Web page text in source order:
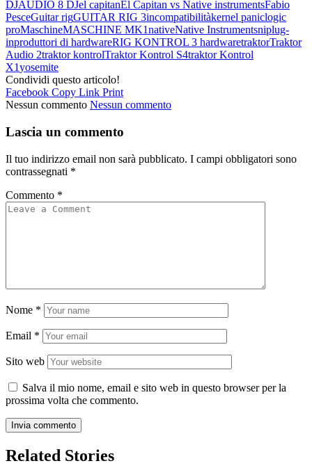
DJAUDIO 8 DJel capitanEl Capitan vs Native instrumentsFabio
PesceGuitar rigGUITAR RIG 3incompatibilitàkernel paniclogic
proMaschineMASCHINE MK1nativeNative Instrumentsniplug-
inproduttori di hardwareRIG KONTROL 3 hardwaretraktorTraktor
Audio 2traktor kontrolTraktor Kontrol S4traktor Kontrol
X1yosemite
Condividi questo articolo!
Facebook Copy Link Print
Nessun commento Nessun commento
Lascia un commento
Il tuo indirizzo email non sarà pubblicato. I campi obbligatori sono
contrassegnati *
Commento *
Nome *
Email *
Sito web
Salva il mio nome, email e sito web in questo browser per la
prossima volta che commento.
Related Stories